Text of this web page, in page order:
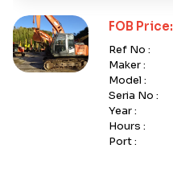
FOB Price:
Ref No :
Maker :
Model :
Seria No :
Year :
Hours :
Port :